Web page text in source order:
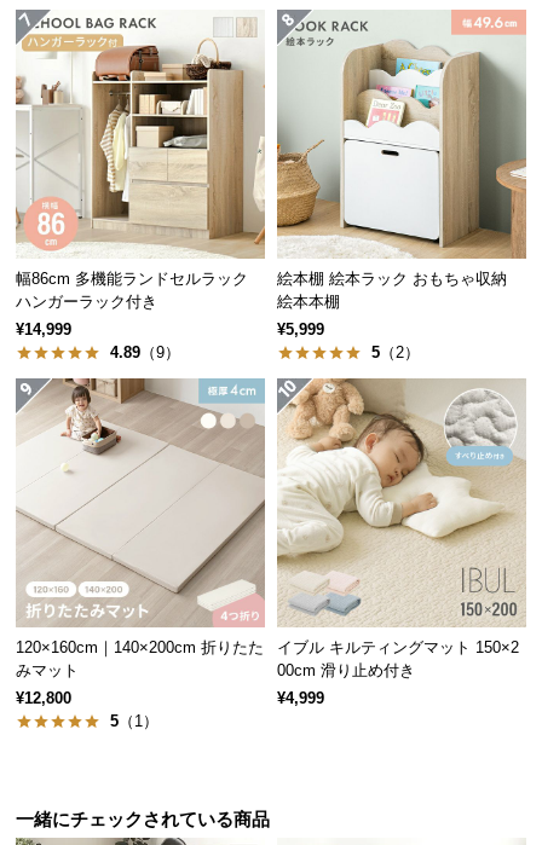
セ
ル
つ
て
保
証
つ
い
て
会
員
に
て
お
客
可動間隔
約3㎝ 3段
小物が置けるミニラック付き
小物収納に便利なミニラックが付属。自由に動かせ
るのでデスクの上や足元など、自分好みに配置可能
です。
幅86cm 多機能ランドセルラック
ハンガーラック付き
¥14,999
4.89 （9）
絵本棚 絵本ラック おもちゃ収納
絵本本棚
¥5,999
5 （2）
120×160cm｜140×200cm 折りたた
みマット
¥12,800
5 （1）
イブル キルティングマット 150×2
00cm 滑り止め付き
¥4,999
一緒にチェックされている商品